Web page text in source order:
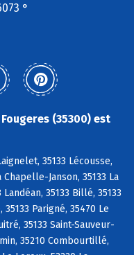
°
(35300) est
35133 Lécousse,
Chapelle-Janson, 35133 La
35133 Billé, 35133
Parigné, 35470 Le
35133 Saint-Sauveur-
35210 Combourtillé,